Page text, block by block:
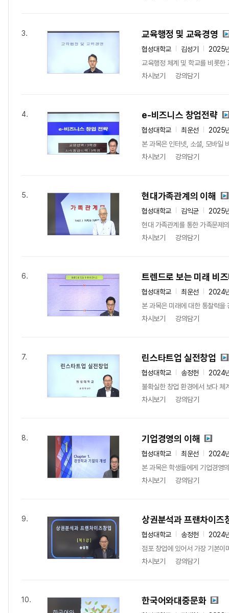
3. 교육행정 및 교육경영
협성대학교 김성기
2025
교육행정 체계 및 학교를 비롯한
차시보기
강의담기
4. e-비즈니스 창업전략
협성대학교 최운선
2025
본 과목은 인터넷, 소셜, 모바일
차시보기
강의담기
5. 현대가족관계의 이해
협성대학교 김익균
2025
현대 가족관계를 통한 가족문제
차시보기
강의담기
6. 트렌드로 보는 미래 비
협성대학교 최운선
2024
본 과목은 미래에 대한 통찰력을
차시보기
강의담기
7. 린스타트업 실전창업
협성대학교 송정헌
2024
불확실한 창업 환경에서 보다 체
차시보기
강의담기
8. 기업경영의 이해
협성대학교 최운선
2024
본 과목은 학생들에게 기업경영
차시보기
강의담기
9. 상권분석과 프랜차이즈
협성대학교 송정헌
2024
점포 창업에 있어서 가장 기본
차시보기
강의담기
10. 한국어와대중문화